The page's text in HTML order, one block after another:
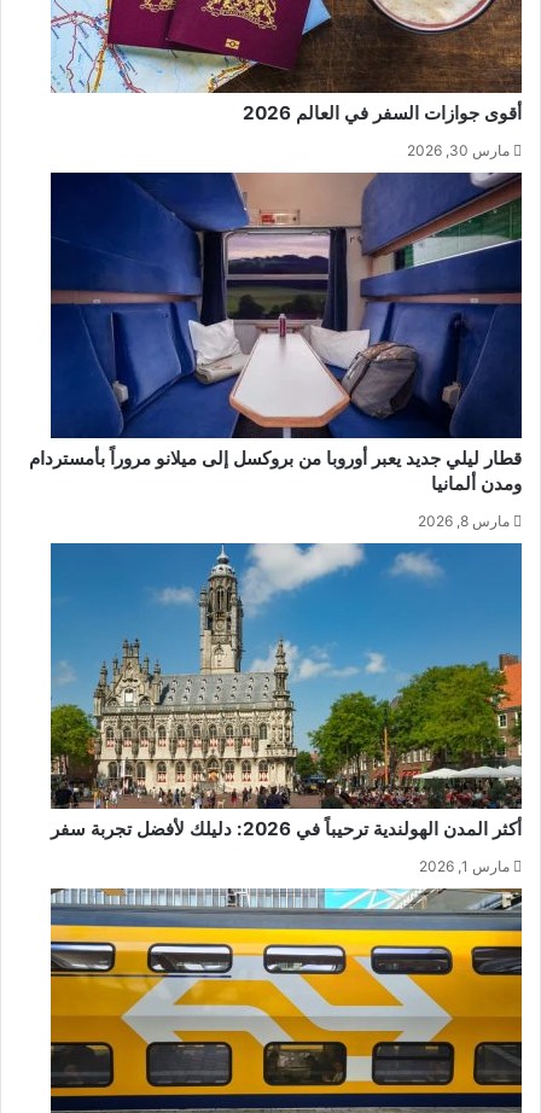
أقوى جوازات السفر في العالم 2026
مارس 30, 2026
قطار ليلي جديد يعبر أوروبا من بروكسل إلى ميلانو مروراً بأمستردام
ومدن ألمانيا
مارس 8, 2026
أكثر المدن الهولندية ترحيباً في 2026: دليلك لأفضل تجربة سفر
مارس 1, 2026